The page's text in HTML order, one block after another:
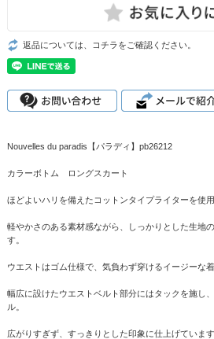
返品については、コチラをご確認ください。
Nouvelles du paradis【パラディ】pb26212
カラーボトム ロングスカート
ほどよいハリを備えたコットンタイプライターを使
軽やかさのある素材感ながら、しっかりとした生地
す。
ウエストはゴム仕様で、気負わず穿けるイージーな着
幅広に設けたウエストベルト部分にはタックを施し
ル。
広がりすぎず、すっきりとした印象に仕上げています